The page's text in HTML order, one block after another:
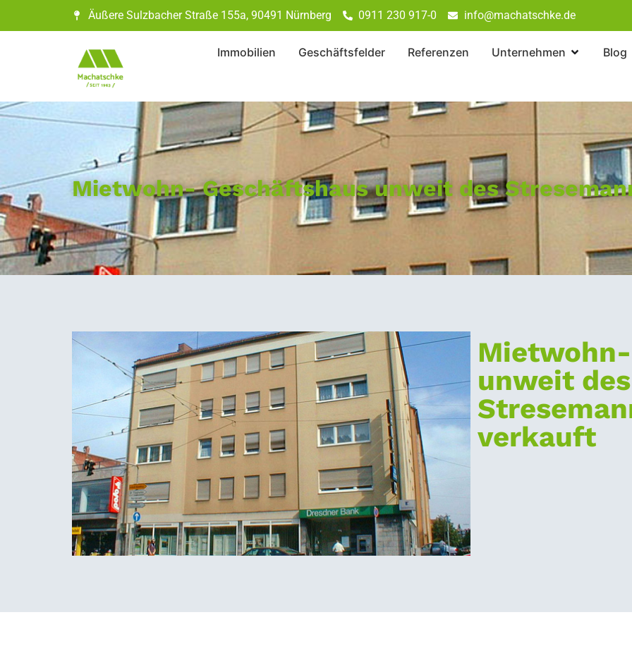
Äußere Sulzbacher Straße 155a, 90491 Nürnberg 0911 230 917-0 info@machatschke.de
Immobilien Geschäftsfelder Referenzen Unternehmen Blog
Mietwohn- Geschäftshaus unweit des
unweit des
verkauft